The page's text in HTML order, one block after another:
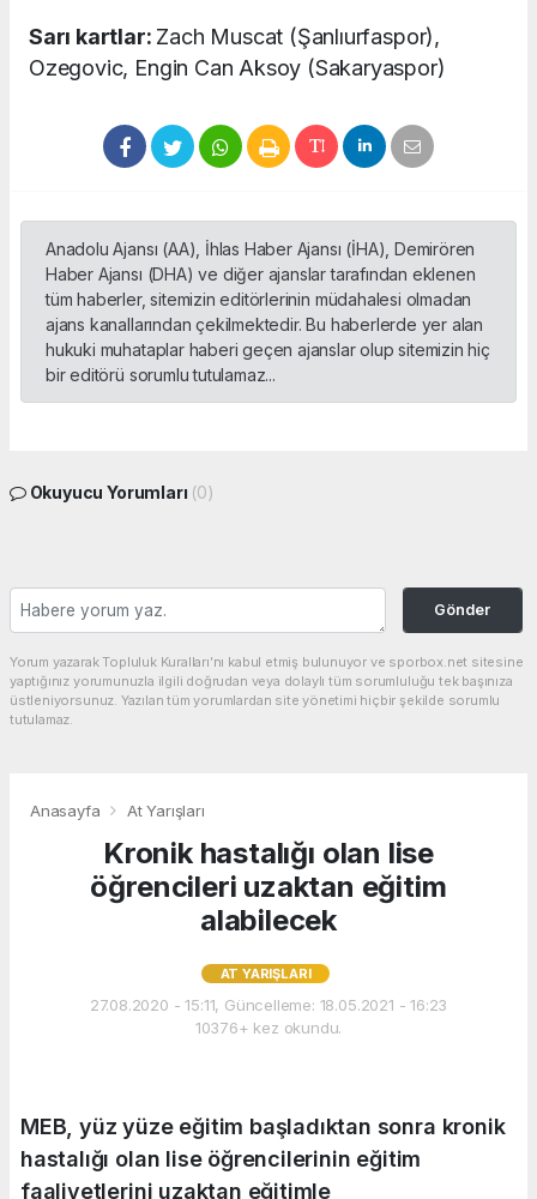
Sarı kartlar: Zach Muscat (Şanlıurfaspor),
Ozegovic, Engin Can Aksoy (Sakaryaspor)
Anadolu Ajansı (AA), İhlas Haber Ajansı (İHA), Demirören
Haber Ajansı (DHA) ve diğer ajanslar tarafından eklenen
tüm haberler, sitemizin editörlerinin müdahalesi olmadan
ajans kanallarından çekilmektedir. Bu haberlerde yer alan
hukuki muhataplar haberi geçen ajanslar olup sitemizin hiç
bir editörü sorumlu tutulamaz...
Okuyucu Yorumları (0)
Gönder
Yorum yazarak Topluluk Kuralları’nı kabul etmiş bulunuyor ve sporbox.net sitesine
yaptığınız yorumunuzla ilgili doğrudan veya dolaylı tüm sorumluluğu tek başınıza
üstleniyorsunuz. Yazılan tüm yorumlardan site yönetimi hiçbir şekilde sorumlu
tutulamaz.
Anasayfa At Yarışları
Kronik hastalığı olan lise
öğrencileri uzaktan eğitim
alabilecek
AT YARIŞLARI
27.08.2020 - 15:11, Güncelleme: 18.05.2021 - 16:23
10376+ kez okundu.
MEB, yüz yüze eğitim başladıktan sonra kronik
hastalığı olan lise öğrencilerinin eğitim
faaliyetlerini uzaktan eğitimle